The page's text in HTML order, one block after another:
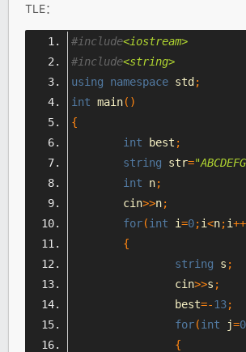
TLE：
#include<iostream>
#include<string>
using
namespace std ;
int main()
{
int best ;
string str=
int n;
	cin
>>n;
for(int i=0;i<n;i
{
string s ;
		cin
>>s ;
		best
=-13;
for(int j=0
{